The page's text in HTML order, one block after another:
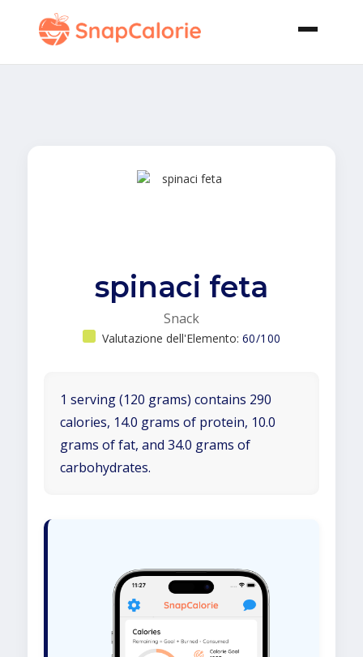
spinaci feta
Snack
Valutazione dell'Elemento: 60/100
1 serving (120 grams) contains 290
calories, 14.0 grams of protein, 10.0
grams of fat, and 34.0 grams of
carbohydrates.